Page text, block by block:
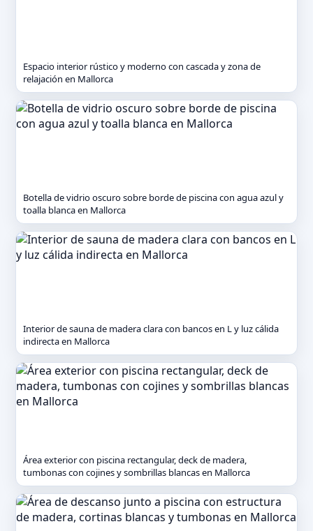
Espacio interior rústico y moderno con cascada y zona de
relajación en Mallorca
Botella de vidrio oscuro sobre borde de piscina con agua azul y
toalla blanca en Mallorca
Interior de sauna de madera clara con bancos en L y luz cálida
indirecta en Mallorca
Área exterior con piscina rectangular, deck de madera,
tumbonas con cojines y sombrillas blancas en Mallorca